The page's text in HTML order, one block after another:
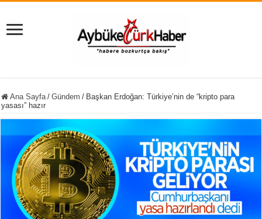
Ana Sayfa / Gündem / Başkan Erdoğan: Türkiye’nin de “kripto para
yasası” hazır